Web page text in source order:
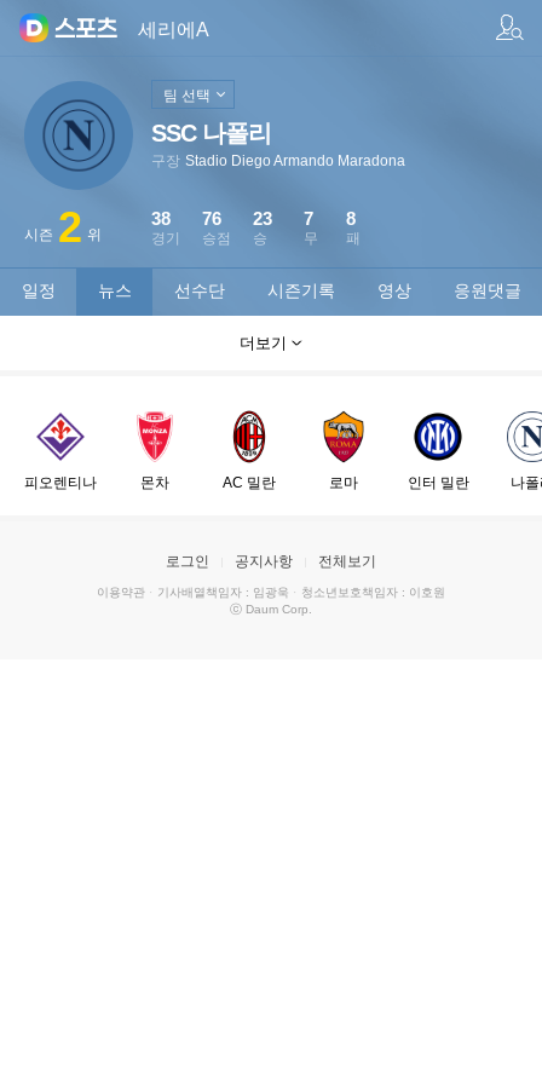
세리에A
SSC 나폴리
구장 Stadio Diego Armando Maradona
시즌 2 위 경기
38
승점
76
승
23
무
7
패
8
팀 선택
일정 뉴스 선수단 시즌기록 영상 응원댓글
더보기
피오렌티나 몬차 AC 밀란 로마 인터 밀란 나
로그인 공지사항 전체보기
이용약관 · 기사배열책임자 : 임광욱 · 청소년보호책임자 : 이호원
ⓒ Daum Corp.